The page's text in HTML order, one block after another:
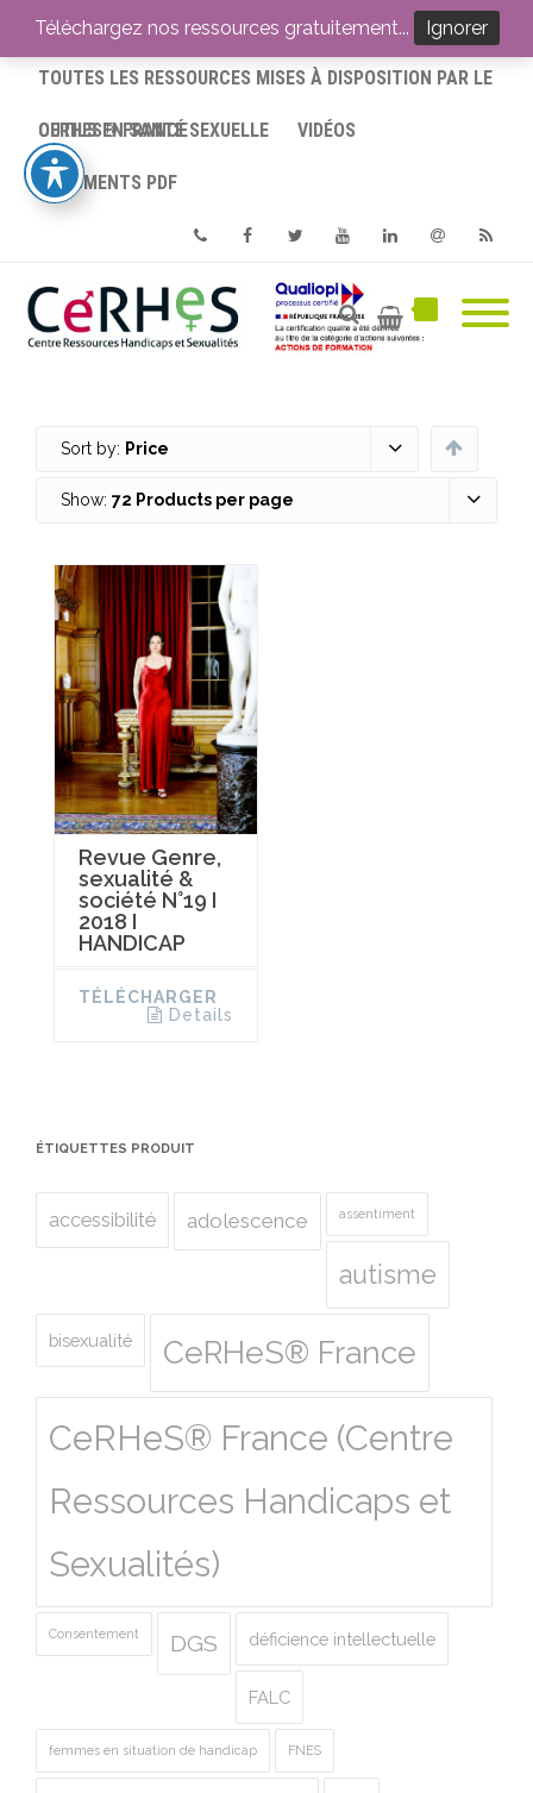
ACCUEIL
TOUTES LES RESSOURCES MISES À DISPOSITION PAR LE
CERHES® FRANCE
OUTILS EN SANTÉ SEXUELLE VIDÉOS
DOCUMENTS PDF
PhoneFacebookTwitterYoutube
Sort by: Price
Show: 72 Products per page
Revue Genre,
sexualité &
société N°19 I
2018 I
HANDICAP
TÉLÉCHARGER
Details
ÉTIQUETTES PRODUIT
accessibilité adolescence assentiment
autisme
bisexualité CeRHeS® France
CeRHeS® France (Centre
Ressources Handicaps et
Sexualités)
Consentement DGS déficience intellectuelle
FALC
femmes en situation de handicap FNES
Téléchargez nos ressources gratuitement... Ignorer